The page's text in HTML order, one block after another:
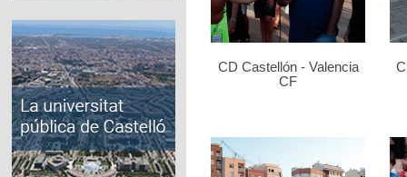
CD Castellón - Valencia
CF